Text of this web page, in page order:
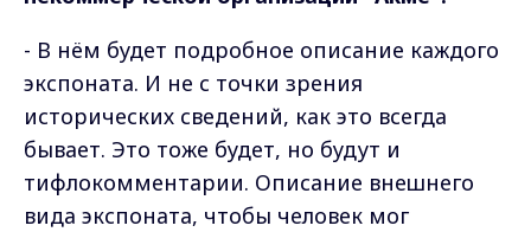
- В нём будет подробное описание каждого
экспоната. И не с точки зрения
исторических сведений, как это всегда
бывает. Это тоже будет, но будут и
тифлокомментарии. Описание внешнего
вида экспоната, чтобы человек мог